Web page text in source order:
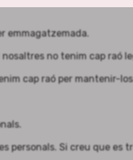
emmagatzemada.
no tenim cap raó
cap raó per mantenir-
personals. Si creu que es